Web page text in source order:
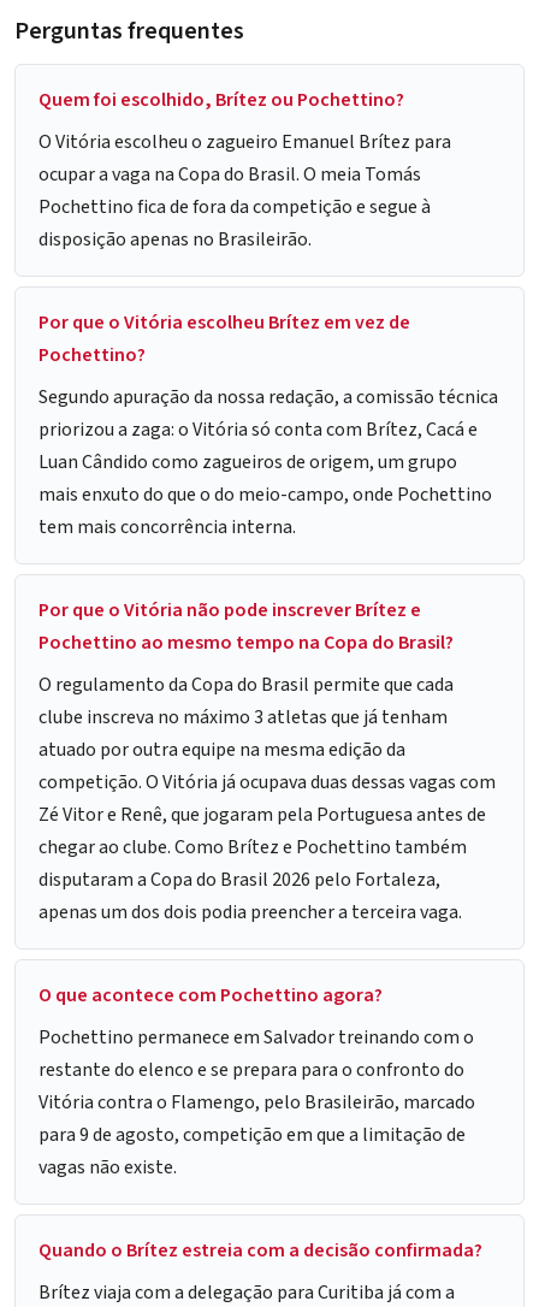
Perguntas frequentes
Quem foi escolhido, Brítez ou Pochettino?
O Vitória escolheu o zagueiro Emanuel Brítez para
ocupar a vaga na Copa do Brasil. O meia Tomás
Pochettino fica de fora da competição e segue à
disposição apenas no Brasileirão.
Por que o Vitória escolheu Brítez em vez de
Pochettino?
Segundo apuração da nossa redação, a comissão técnica
priorizou a zaga: o Vitória só conta com Brítez, Cacá e
Luan Cândido como zagueiros de origem, um grupo
mais enxuto do que o do meio-campo, onde Pochettino
tem mais concorrência interna.
Por que o Vitória não pode inscrever Brítez e
Pochettino ao mesmo tempo na Copa do Brasil?
O regulamento da Copa do Brasil permite que cada
clube inscreva no máximo 3 atletas que já tenham
atuado por outra equipe na mesma edição da
competição. O Vitória já ocupava duas dessas vagas com
Zé Vitor e Renê, que jogaram pela Portuguesa antes de
chegar ao clube. Como Brítez e Pochettino também
disputaram a Copa do Brasil 2026 pelo Fortaleza,
apenas um dos dois podia preencher a terceira vaga.
O que acontece com Pochettino agora?
Pochettino permanece em Salvador treinando com o
restante do elenco e se prepara para o confronto do
Vitória contra o Flamengo, pelo Brasileirão, marcado
para 9 de agosto, competição em que a limitação de
vagas não existe.
Quando o Brítez estreia com a decisão confirmada?
Brítez viaja com a delegação para Curitiba já com a